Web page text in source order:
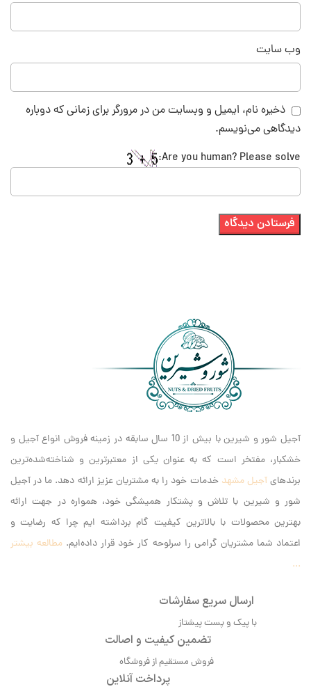
وب‌ سایت
ذخیره نام، ایمیل و وبسایت من در مرورگر برای زمانی که دوباره
دیدگاهی می‌نویسم.
Are you human? Please solve:
آجیل شور و شیرین با بیش از 10 سال سابقه در زمینه فروش انواع آجیل و
خشکبار، مفتخر است که به عنوان یکی از معتبرترین و شناخته‌شده‌ترین
برندهایآجیل مشهد خدمات خود را به مشتریان عزیز ارائه دهد. ما در آجیل
شور و شیرین با تلاش و پشتکار همیشگی خود، همواره در جهت ارائه
بهترین محصولات با بالاترین کیفیت گام برداشته ایم‌ چرا که رضایت و
اعتماد شما مشتریان گرامی را سرلوحه کار خود قرار داده‌ایم. مطالعه بیشتر
...
ارسال سریع سفارشات
با پیک و پست پیشتاز
تضمین کیفیت و اصالت
فروش مستقیم از فروشگاه
پرداخت آنلاین